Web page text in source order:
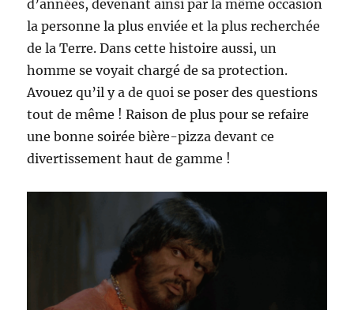
d’années, devenant ainsi par la même occasion
la personne la plus enviée et la plus recherchée
de la Terre. Dans cette histoire aussi, un
homme se voyait chargé de sa protection.
Avouez qu’il y a de quoi se poser des questions
tout de même ! Raison de plus pour se refaire
une bonne soirée bière-pizza devant ce
divertissement haut de gamme !